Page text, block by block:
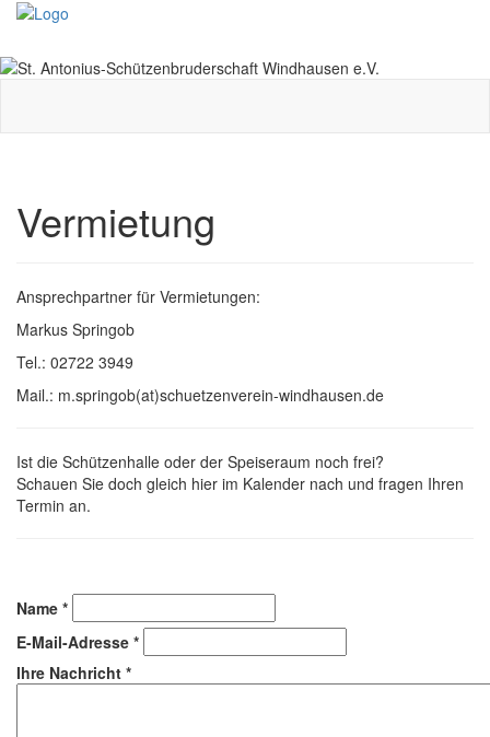
Vermietung
Ansprechpartner für Vermietungen:
Markus Springob
Tel.: 02722 3949
Mail.: m.springob(at)schuetzenverein-windhausen.de
Ist die Schützenhalle oder der Speiseraum noch frei?
Schauen Sie doch gleich hier im Kalender nach und fragen Ihren
Termin an.
Name *
E-Mail-Adresse *
Ihre Nachricht *